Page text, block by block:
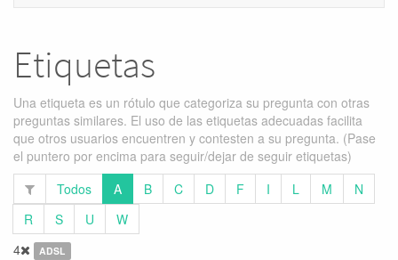
Etiquetas
Una etiqueta es un rótulo que categoriza su pregunta con otras
preguntas similares. El uso de las etiquetas adecuadas facilita
que otros usuarios encuentren y contesten a su pregunta. (Pase
el puntero por encima para seguir/dejar de seguir etiquetas)
Todos
A B C D F I L M
N
R
S U
W
4
ADSL